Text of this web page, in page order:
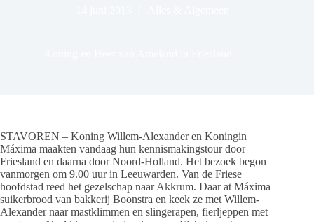
STAVOREN – Koning Willem-Alexander en Koningin
Máxima maakten vandaag hun kennismakingstour door
Friesland en daarna door Noord-Holland. Het bezoek begon
vanmorgen om 9.00 uur in Leeuwarden. Van de Friese
hoofdstad reed het gezelschap naar Akkrum. Daar at Máxima
suikerbrood van bakkerij Boonstra en keek ze met Willem-
Alexander naar mastklimmen en slingerapen, fierljeppen met